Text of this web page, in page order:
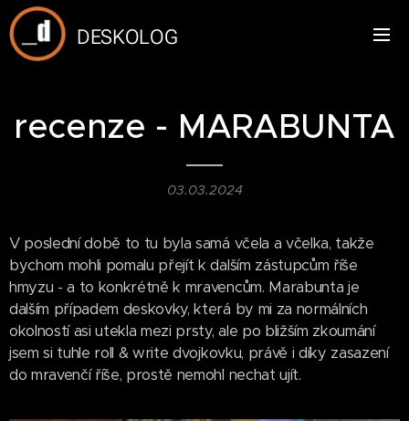
DESKOLOG
recenze - MARABUNTA
03.03.2024
V poslední době to tu byla samá včela a včelka, takže
bychom mohli pomalu přejít k dalším zástupcům říše
hmyzu - a to konkrétně k mravencům. Marabunta je
dalším případem deskovky, která by mi za normálních
okolností asi utekla mezi prsty, ale po bližším zkoumání
jsem si tuhle roll & write dvojkovku, právě i díky zasazení
do mravenčí říše, prostě nemohl nechat ujít.